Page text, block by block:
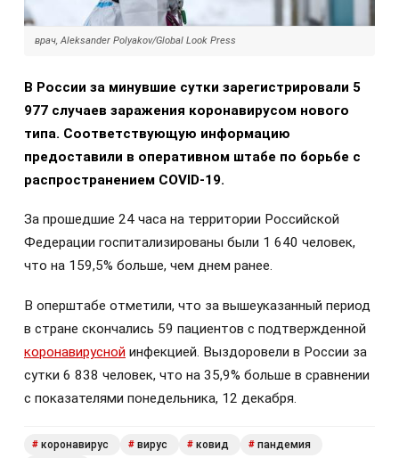
врач, Aleksander Polyakov/Global Look Press
В России за минувшие сутки зарегистрировали 5
977 случаев заражения коронавирусом нового
типа. Соответствующую информацию
предоставили в оперативном штабе по борьбе с
распространением COVID-19.
За прошедшие 24 часа на территории Российской
Федерации госпитализированы были 1 640 человек,
что на 159,5% больше, чем днем ранее.
В оперштабе отметили, что за вышеуказанный период
в стране скончались 59 пациентов с подтвержденной
коронавирусной инфекцией. Выздоровели в России за
сутки 6 838 человек, что на 35,9% больше в сравнении
с показателями понедельника, 12 декабря.
# коронавирус # вирус # ковид # пандемия